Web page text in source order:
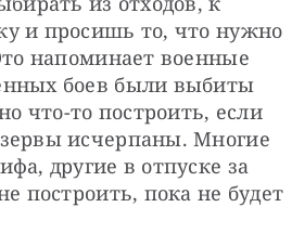
и просишь то, что нужно
напоминает военные
боев были выбиты
что-то построить, если
исчерпаны. Многие
другие в отпуске за
построить, пока не будет